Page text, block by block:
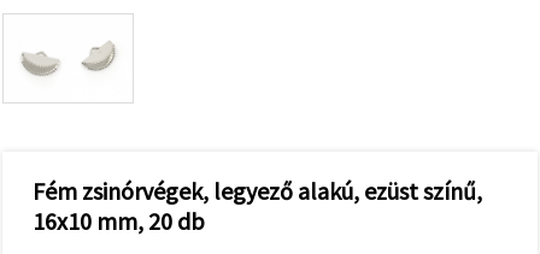
relevánsabb
tartalmat
hirdetéseket
analitikai és
marketingpartnereink
segítségével
Fém zsinórvégek, legyező alakú, ezüst színű,
16x10 mm, 20 db